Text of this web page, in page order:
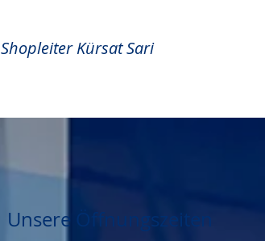
Shopleiter Kürsat Sari
Unsere Öffnungszeiten